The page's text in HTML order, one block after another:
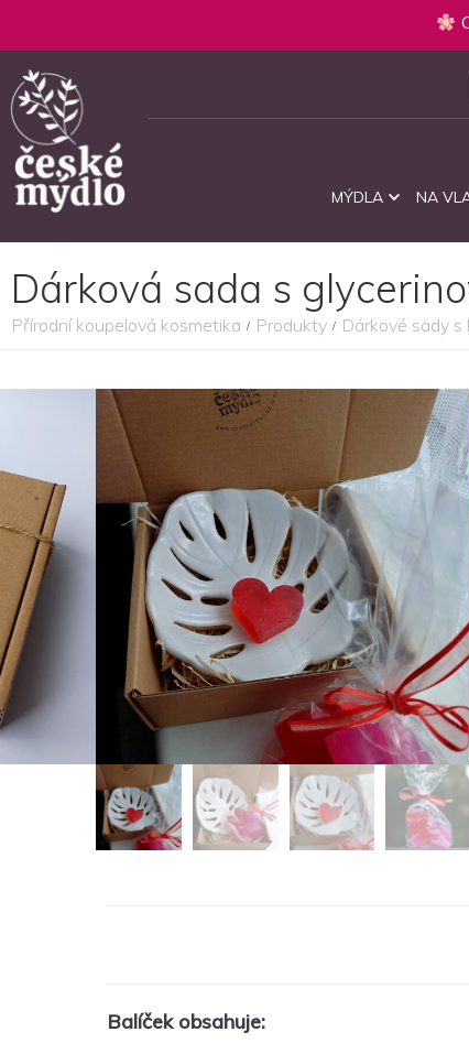
MÝDLA NA
Dárková sada s
Přírodní koupelová kosmetika / Produkty / Dárkové sady s
Balíček obsahuje: